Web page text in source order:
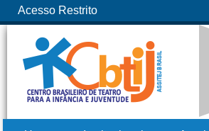
Acesso Restrito